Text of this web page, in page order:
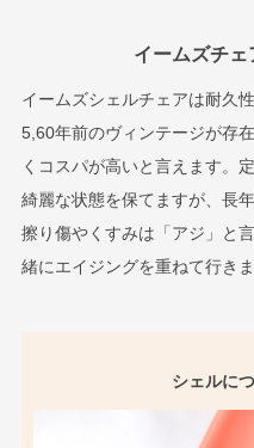
イームズチ
イームズシェルチェアは耐久
5,60年前のヴィンテージが存
くコスパが高いと言えます。
綺麗な状態を保てますが、長
擦り傷やくすみは「アジ」と
緒にエイジングを重ねて行きま
シェルに